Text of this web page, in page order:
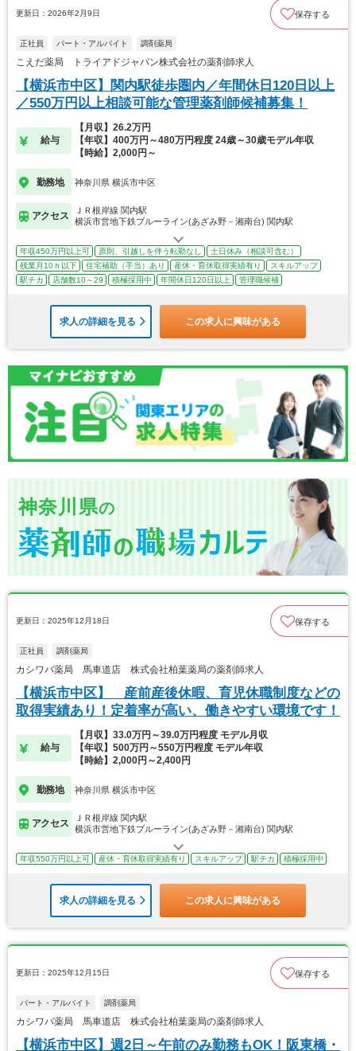
更新日：2026年2月9日 保存する
正社員 パート・アルバイト 調剤薬局
こえだ薬局 トライアドジャパン株式会社の薬剤師求人
【横浜市中区】関内駅徒歩圏内／年間休日120日以上
／550万円以上相談可能な管理薬剤師候補募集！
給与
【月収】26.2万円
【年収】400万円～480万円程度 24歳～30歳モデル年収
【時給】2,000円～
勤務地 神奈川県 横浜市中区
アクセス
ＪＲ根岸線 関内駅
横浜市営地下鉄ブルーライン(あざみ野－湘南台) 関内駅
年収450万円以上可 原則、引越しを伴う転勤なし
土日休み（相談可含む）
残業月10ｈ以下
住宅補助（手当）あり 産休・育休取得実績有り
スキルアップ
駅チカ
店舗数10～29 積極採用中 年間休日120日以上 管理職候補
求人の詳細を見る この求人に興味がある
神奈川県の
更新日：2025年12月18日 保存する
正社員 調剤薬局
カシワバ薬局 馬車道店 株式会社柏葉薬局の薬剤師求人
【横浜市中区】 産前産後休暇、育児休職制度などの
取得実績あり！定着率が高い、働きやすい環境です！
給与
【月収】33.0万円～39.0万円程度 モデル月収
【年収】500万円～550万円程度 モデル年収
【時給】2,000円～2,400円
勤務地 神奈川県 横浜市中区
アクセス
ＪＲ根岸線 関内駅
横浜市営地下鉄ブルーライン(あざみ野－湘南台) 関内駅
年収550万円以上可 産休・育休取得実績有り スキルアップ 駅チカ 積極採用中
求人の詳細を見る この求人に興味がある
更新日：2025年12月15日 保存する
パート・アルバイト 調剤薬局
カシワバ薬局 馬車道店 株式会社柏葉薬局の薬剤師求人
【横浜市中区】週2日～午前のみ勤務もOK！阪東橋・